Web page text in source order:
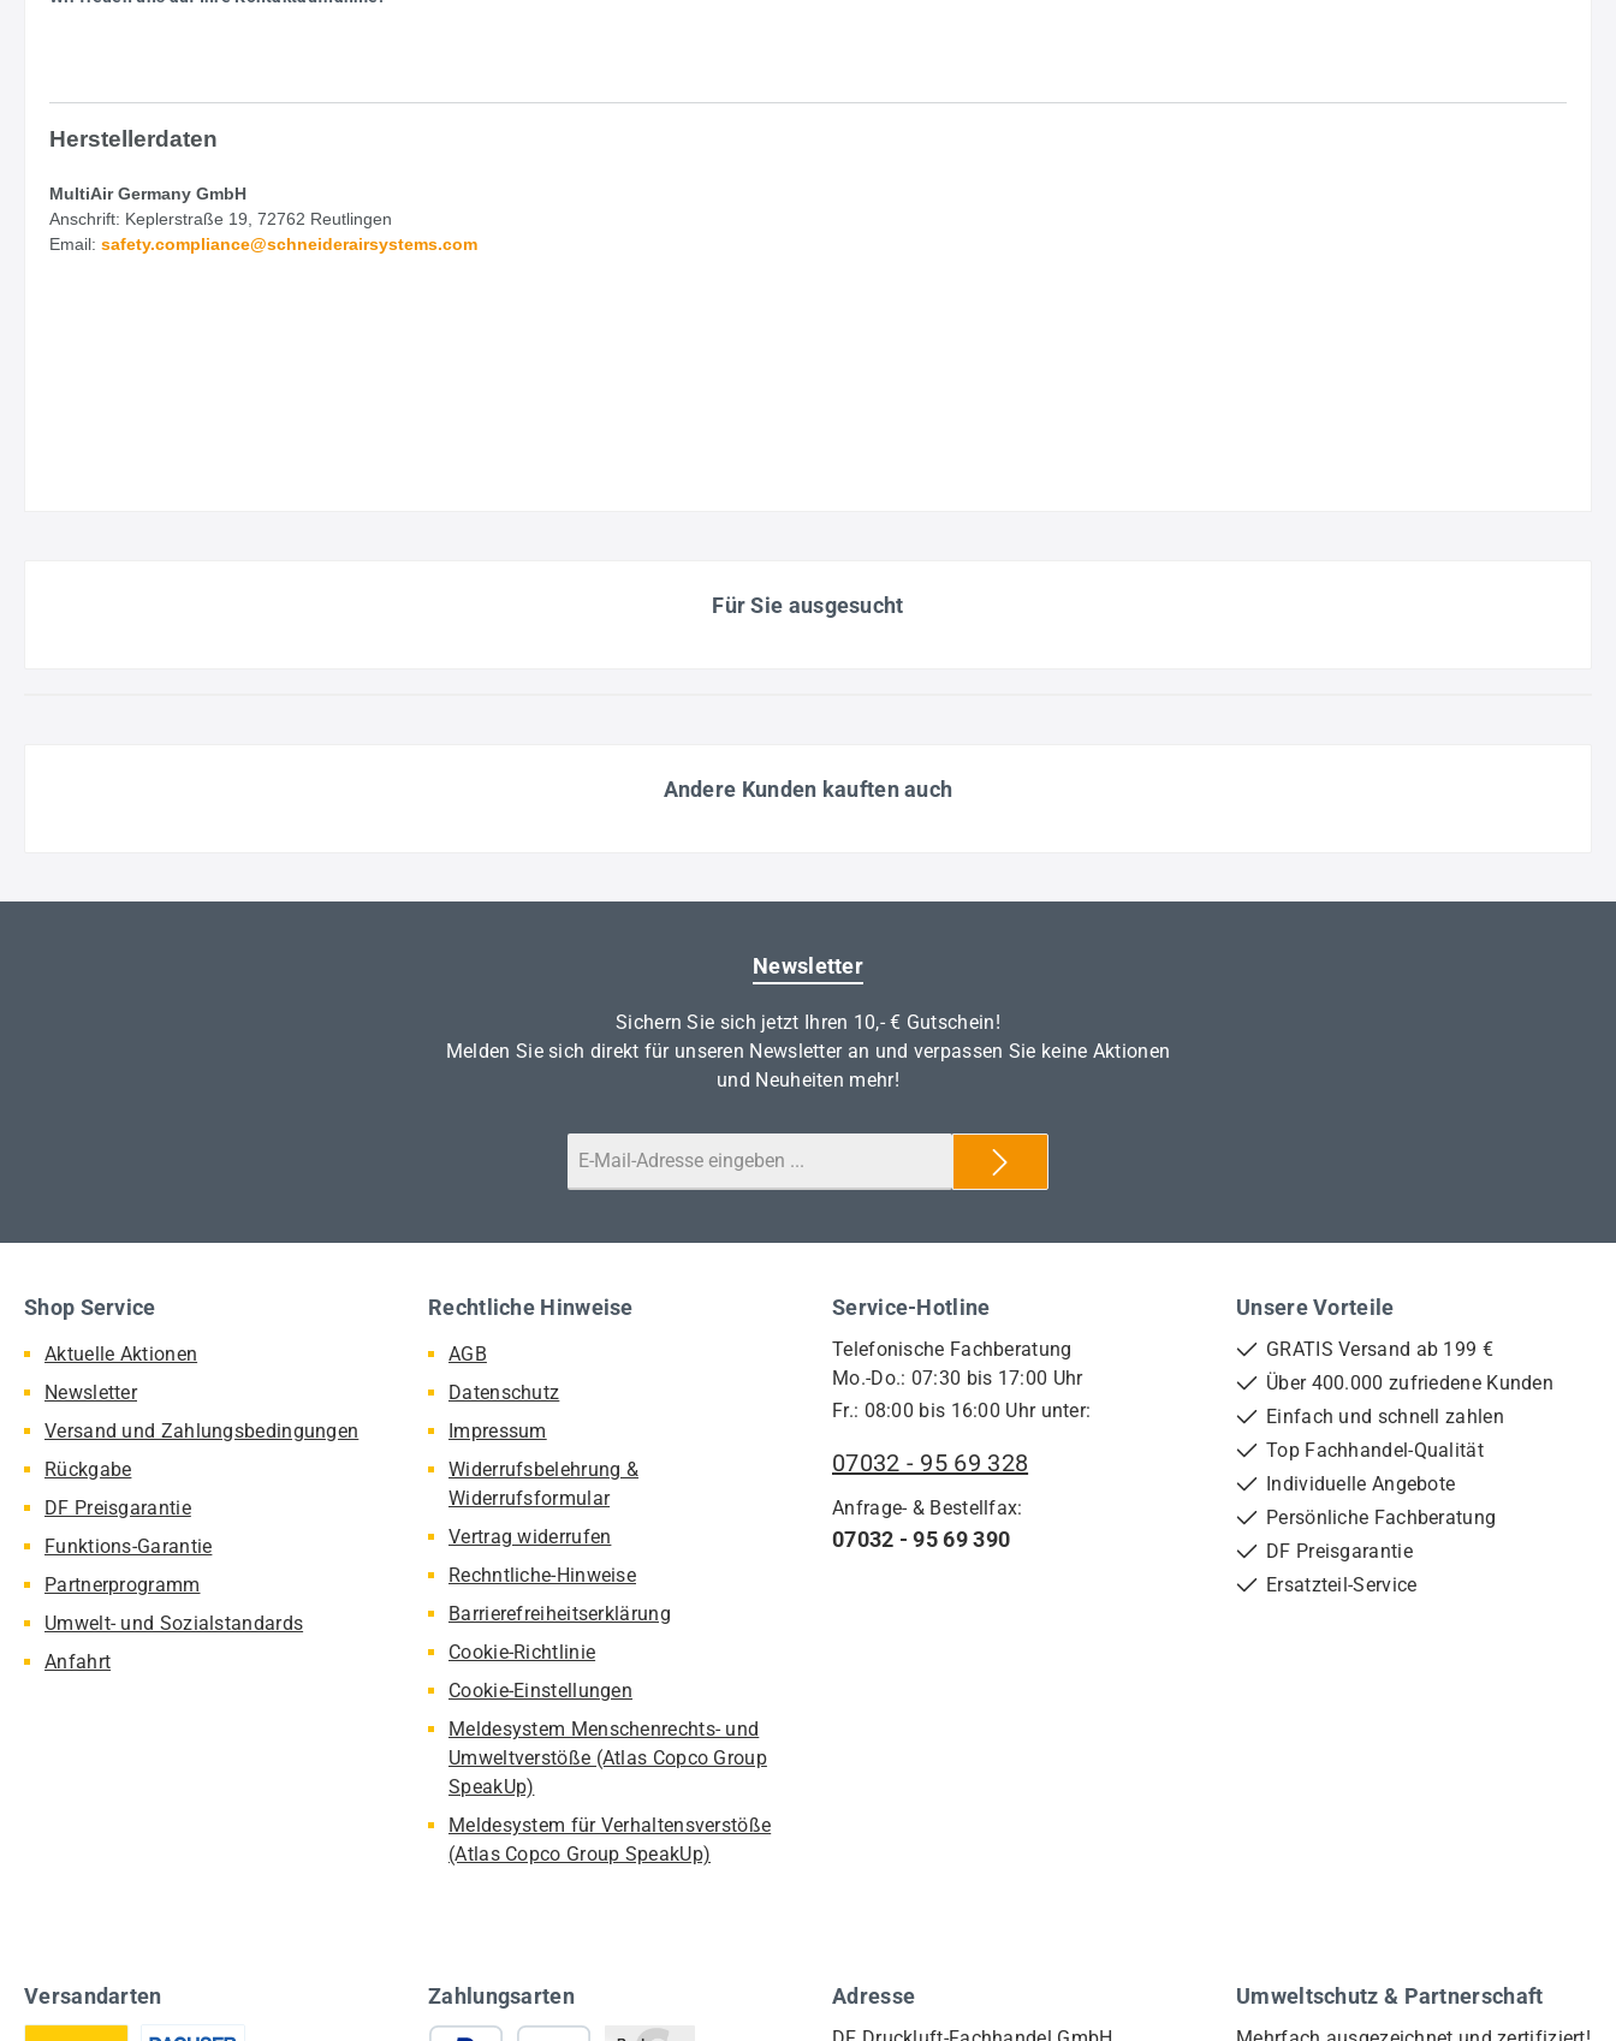
Herstellerdaten
MultiAir Germany GmbH
Anschrift: Keplerstraße 19, 72762 Reutlingen
Email: safety.compliance@schneiderairsystems.com
Für Sie ausgesucht
Andere Kunden kauften auch
Newsletter
Sichern Sie sich jetzt Ihren 10,- € Gutschein!
Melden Sie sich direkt für unseren Newsletter an und verpassen Sie keine Aktionen
und Neuheiten mehr!
Service-Hotline
Telefonische Fachberatung
Mo.-Do.: 07:30 bis 17:00 Uhr
Fr.: 08:00 bis 16:00 Uhr unter:
07032 - 95 69 328
Anfrage- & Bestellfax:
07032 - 95 69 390
Shop Service
Aktuelle Aktionen
Newsletter
Versand und Zahlungsbedingungen
Rückgabe
DF Preisgarantie
Funktions-Garantie
Partnerprogramm
Umwelt- und Sozialstandards
Anfahrt
Rechtliche Hinweise
AGB
Datenschutz
Impressum
Widerrufsbelehrung &
Widerrufsformular
Vertrag widerrufen
Rechntliche-Hinweise
Barrierefreiheitserklärung
Cookie-Richtlinie
Cookie-Einstellungen
Meldesystem Menschenrechts- und
Umweltverstöße (Atlas Copco Group
SpeakUp)
Meldesystem für Verhaltensverstöße
(Atlas Copco Group SpeakUp)
Unsere Vorteile
GRATIS Versand ab 199 €
Über 400.000 zufriedene Kunden
Einfach und schnell zahlen
Top Fachhandel-Qualität
Individuelle Angebote
Persönliche Fachberatung
DF Preisgarantie
Ersatzteil-Service
Versandarten Zahlungsarten Adresse Umweltschutz & Partnerschaft